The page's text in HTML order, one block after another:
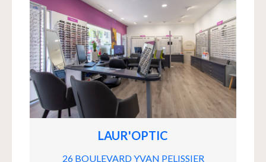
LAUR'OPTIC
26 BOULEVARD YVAN PELISSIER